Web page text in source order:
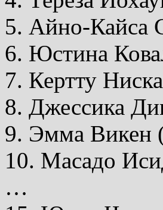
5. Айно-Кайса
6. Юстина
7. Кертту
8. Джессика
9. Эмма Викен
10. Масадо
…